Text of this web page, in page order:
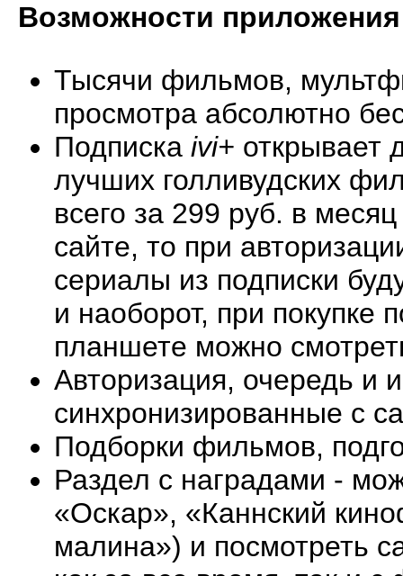
Возможности
Тысячи фильмов,
просмотра абсолютно
Подписка ivi+ открывает
лучших голливудских
всего за 299 руб. в
сайте, то при
сериалы из подписки
и наоборот, при покупке
планшете можно
Авторизация, очередь и
синхронизированные с
Подборки фильмов,
Раздел с наградами -
«Оскар», «Каннский
малина») и посмотреть